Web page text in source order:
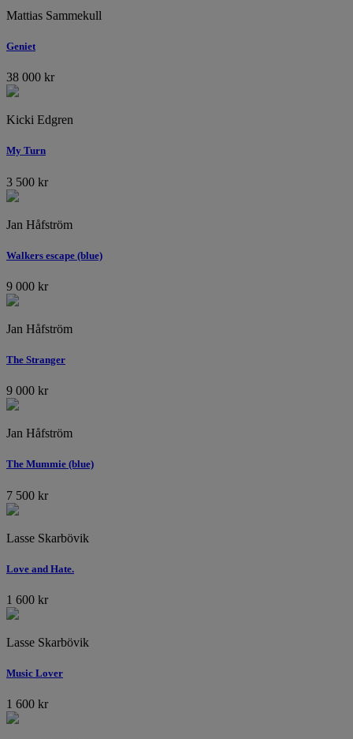
Mattias Sammekull
Geniet
38 000 kr
Kicki Edgren
My Turn
3 500 kr
Jan Håfström
Walkers escape (blue)
9 000 kr
Jan Håfström
The Stranger
9 000 kr
Jan Håfström
The Mummie (blue)
7 500 kr
Lasse Skarbövik
Love and Hate.
1 600 kr
Lasse Skarbövik
Music Lover
1 600 kr